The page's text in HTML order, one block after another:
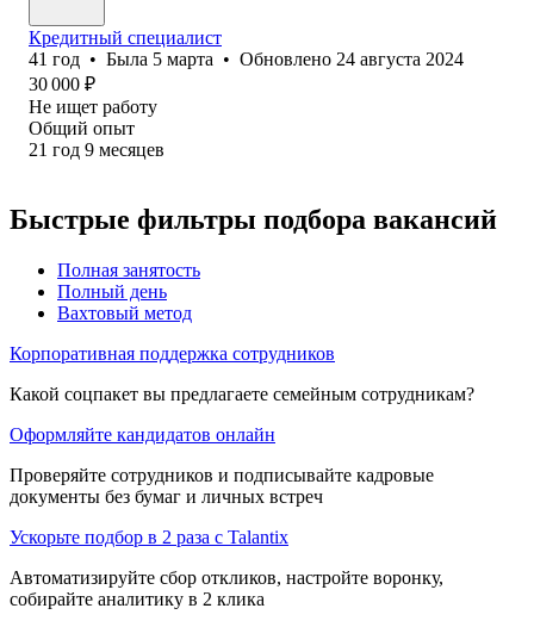
Кредитный специалист
41 год • Была 5 марта • Обновлено 24 августа 2024
30 000 ₽
Не ищет работу
Общий опыт
21 год 9 месяцев
Быстрые фильтры подбора вакансий
Полная занятость
Полный день
Вахтовый метод
Корпоративная поддержка сотрудников
Какой соцпакет вы предлагаете семейным сотрудникам?
Оформляйте кандидатов онлайн
Проверяйте сотрудников и подписывайте кадровые
документы без бумаг и личных встреч
Ускорьте подбор в 2 раза с Talantix
Автоматизируйте сбор откликов, настройте воронку,
собирайте аналитику в 2 клика